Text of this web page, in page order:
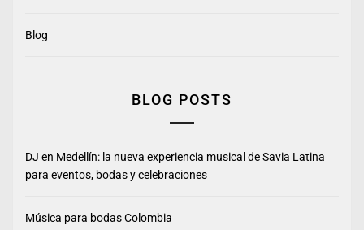
Blog
BLOG POSTS
DJ en Medellín: la nueva experiencia musical de Savia Latina
para eventos, bodas y celebraciones
Música para bodas Colombia